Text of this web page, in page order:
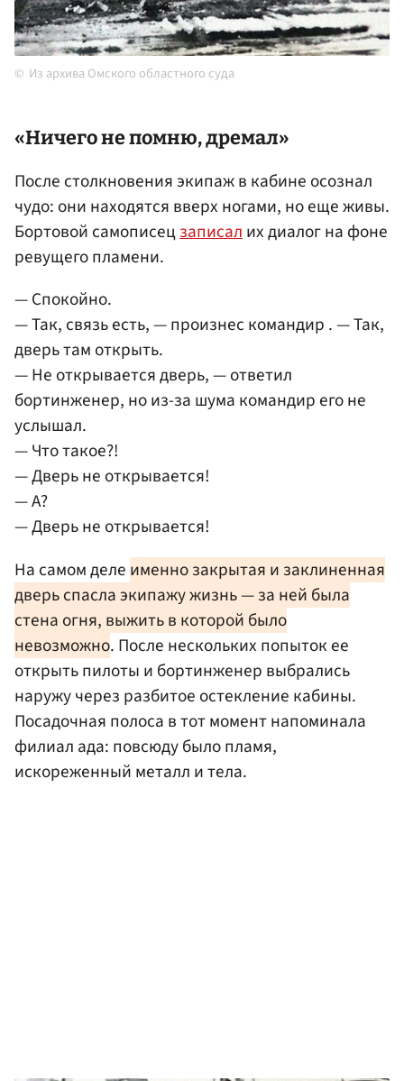
Из архива Омского областного суда
«Ничего не помню, дремал»
После столкновения экипаж в кабине осознал
чудо: они находятся вверх ногами, но еще живы.
Бортовой самописецзаписалих диалог на фоне
ревущего пламени.
— Спокойно.
— Так, связь есть, — произнес командир . — Так,
дверь там открыть.
— Не открывается дверь, — ответил
бортинженер, но из-за шума командир его не
услышал.
— Что такое?!
— Дверь не открывается!
— А?
— Дверь не открывается!
На самом деле именно закрытая и заклиненная
дверь спасла экипажу жизнь — за ней была
стена огня, выжить в которой было
невозможно. После нескольких попыток ее
открыть пилоты и бортинженер выбрались
наружу через разбитое остекление кабины.
Посадочная полоса в тот момент напоминала
филиал ада: повсюду было пламя,
искореженный металл и тела.